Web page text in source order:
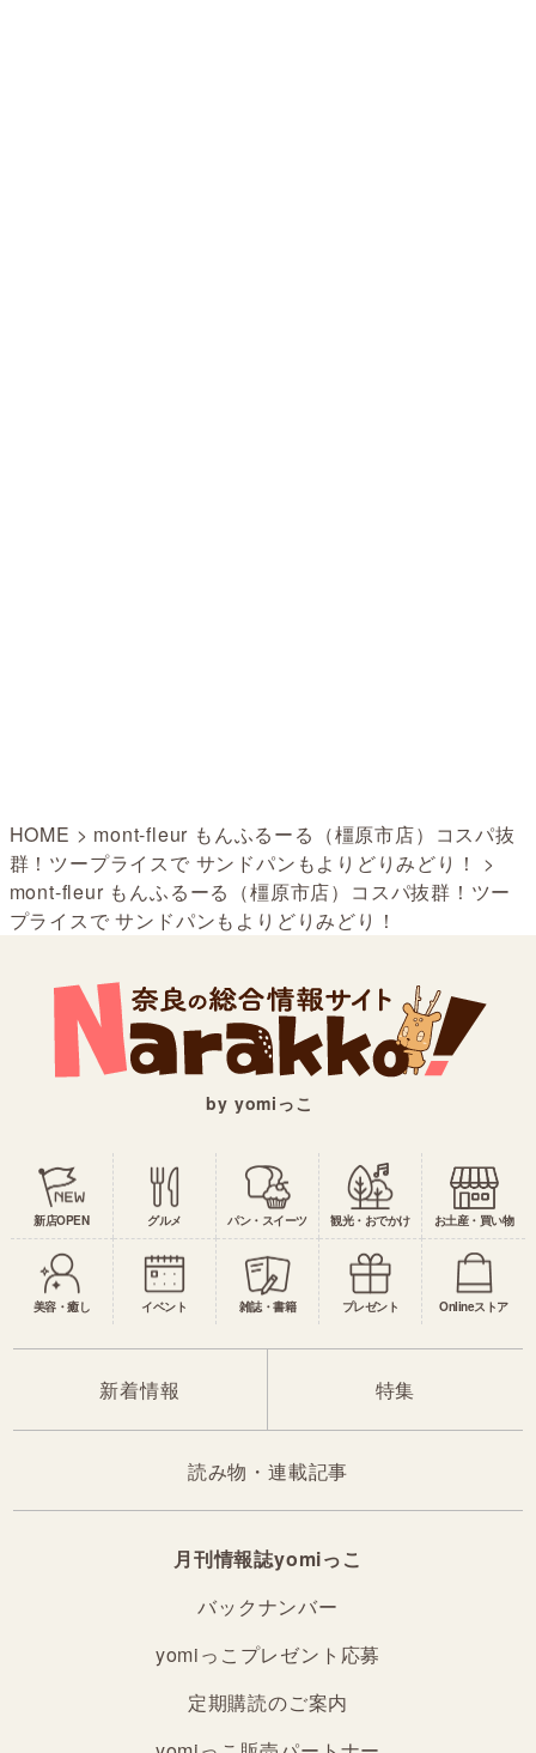
HOME > mont-fleur もんふるーる（橿原市店）コスパ抜
群！ツープライスで サンドパンもよりどりみどり！
>
mont-fleur もんふるーる（橿原市店）コスパ抜群！ツー
プライスで サンドパンもよりどりみどり！
by yomiっこ
新店OPEN グルメ パン・スイーツ 観光・おでかけ お土産・買い物
美容・癒し イベント 雑誌・書籍 プレゼント Onlineストア
新着情報 特集
読み物・連載記事
月刊情報誌yomiっこ
バックナンバー
yomiっこプレゼント応募
定期購読のご案内